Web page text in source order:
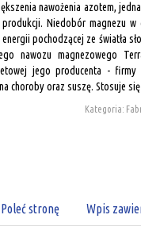
nawożenia azotem,
Niedobór magnezu w
pochodzącej ze światła
nawozu magnezowego
jego producenta - firmy
choroby oraz suszę. Stosuje
Kategoria:
Poleć stronę Wpis